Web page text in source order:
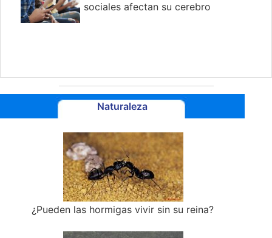
sociales afectan su cerebro
Naturaleza
¿Pueden las hormigas vivir sin su reina?